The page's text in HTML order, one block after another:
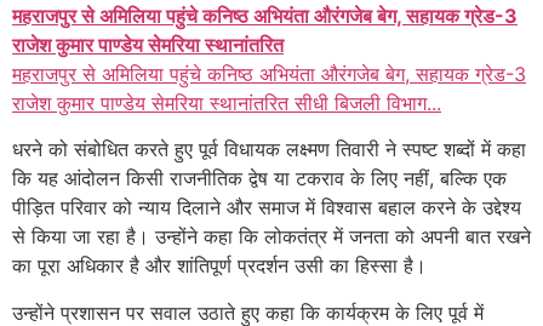
महराजपुर से अमिलिया पहुंचे कनिष्ठ अभियंता औरंगजेब बेग, सहायक ग्रेड-3
राजेश कुमार पाण्डेय सेमरिया स्थानांतरित
महराजपुर से अमिलिया पहुंचे कनिष्ठ अभियंता औरंगजेब बेग, सहायक ग्रेड-3
राजेश कुमार पाण्डेय सेमरिया स्थानांतरित सीधी बिजली विभाग...
धरने को संबोधित करते हुए पूर्व विधायक लक्ष्मण तिवारी ने स्पष्ट शब्दों में कहा
कि यह आंदोलन किसी राजनीतिक द्वेष या टकराव के लिए नहीं, बल्कि एक
पीड़ित परिवार को न्याय दिलाने और समाज में विश्वास बहाल करने के उद्देश्य
से किया जा रहा है। उन्होंने कहा कि लोकतंत्र में जनता को अपनी बात रखने
का पूरा अधिकार है और शांतिपूर्ण प्रदर्शन उसी का हिस्सा है।
उन्होंने प्रशासन पर सवाल उठाते हुए कहा कि कार्यक्रम के लिए पूर्व में